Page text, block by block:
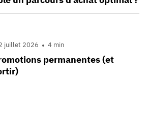
juillet 2026 4 min
permanentes (et